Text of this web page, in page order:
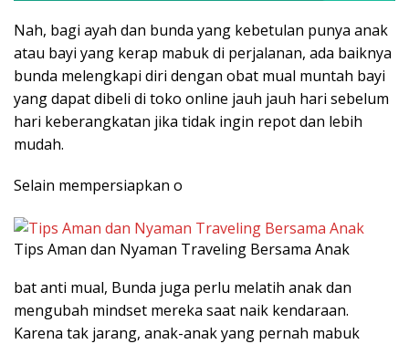
Nah, bagi ayah dan bunda yang kebetulan punya anak
atau bayi yang kerap mabuk di perjalanan, ada baiknya
bunda melengkapi diri dengan obat mual muntah bayi
yang dapat dibeli di toko online jauh jauh hari sebelum
hari keberangkatan jika tidak ingin repot dan lebih
mudah.
Selain mempersiapkan o
Tips Aman dan Nyaman Traveling Bersama Anak
bat anti mual, Bunda juga perlu melatih anak dan
mengubah mindset mereka saat naik kendaraan.
Karena tak jarang, anak-anak yang pernah mabuk